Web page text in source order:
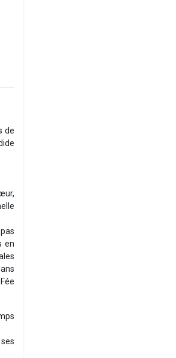
de
en